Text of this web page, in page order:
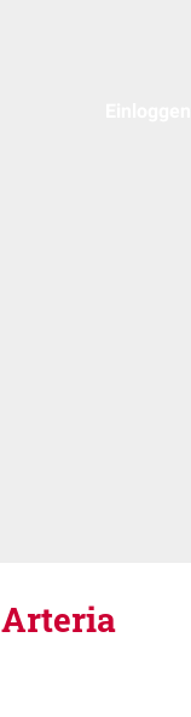
Arteria